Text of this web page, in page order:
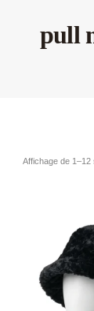
pull
Affichage de 1–12